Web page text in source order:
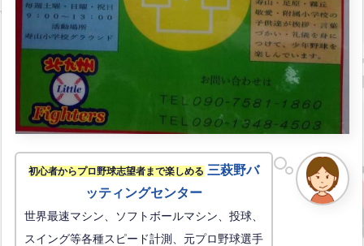
初心者からプロ野球志望者まで楽しめる 三萩野バ
ッティングセンター
世界最速マシン、ソフトボールマシン、投球、
スイング等各種スピード計測、元プロ野球選手